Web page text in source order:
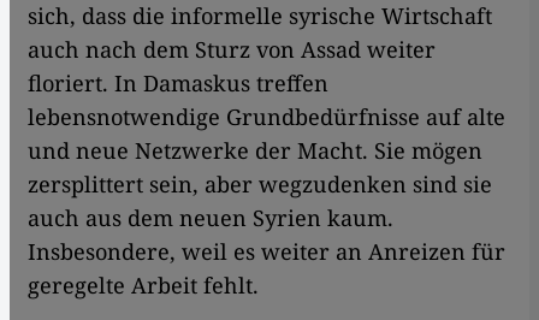
sich, dass die informelle syrische Wirtschaft
auch nach dem Sturz von Assad weiter
floriert. In Damaskus treffen
lebensnotwendige Grundbedürfnisse auf alte
und neue Netzwerke der Macht. Sie mögen
zersplittert sein, aber wegzudenken sind sie
auch aus dem neuen Syrien kaum.
Insbesondere, weil es weiter an Anreizen für
geregelte Arbeit fehlt.